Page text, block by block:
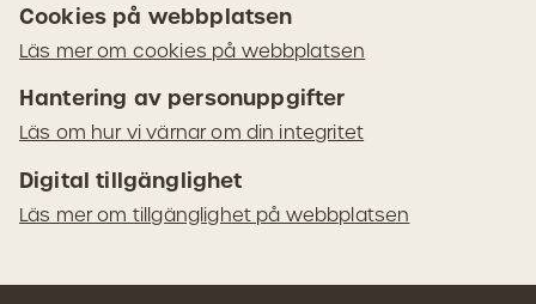
Cookies på webbplatsen
Läs mer om cookies på webbplatsen
Hantering av personuppgifter
Läs om hur vi värnar om din integritet
Digital tillgänglighet
Läs mer om tillgänglighet på webbplatsen